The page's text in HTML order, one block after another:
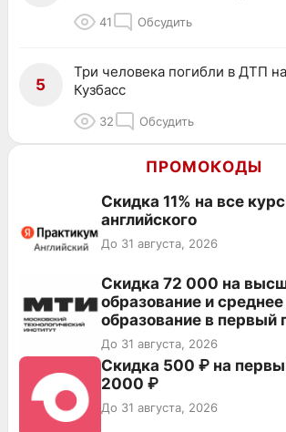
41 Обсудить
5
Три человека погибли в ДТП
Кузбасс
32 Обсудить
ПРОМОКОДЫ
Скидка 11% на все
английского
До 31 августа, 2026
Скидка 72 000 на
образование и
образование в первый
До 31 августа, 2026
Скидка 500 ₽ на
2000 ₽
До 31 августа, 2026